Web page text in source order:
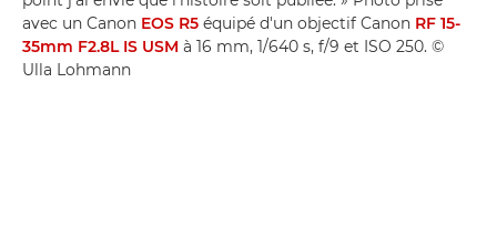
avec un Canon EOS R5 équipé d'un objectif Canon RF 15-
35mm F2.8L IS USM à 16 mm, 1/640 s, f/9 et ISO 250. ©
Ulla Lohmann